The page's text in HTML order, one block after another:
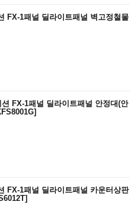
FX-1패널 딜라이트패널 벽고정철물
FX-1패널 딜라이트패널 안정대(안
FX-1패널 딜라이트패널 카운터상판